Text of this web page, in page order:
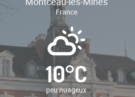
France
10°C
peu nuageux